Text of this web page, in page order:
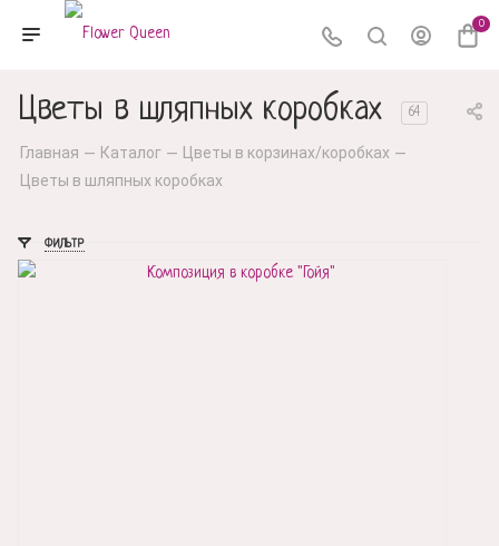
0
Цветы в шляпных коробках 64
Главная — Каталог — Цветы в корзинах/коробках —
Цветы в шляпных коробках
ФИЛЬТР